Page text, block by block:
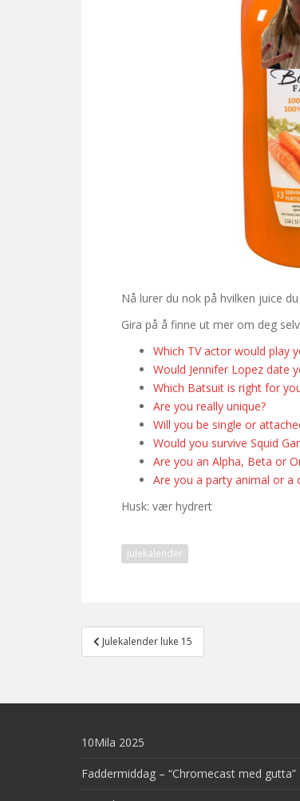
Nå lurer du nok på hvilken juice
Gira på å finne ut mer om deg
Which TV actor would play
Would Jennifer Lopez date
Which Batsuit is right for
Are you really unique?
Will you be single or
Would you survive Squid
Are you an Alpha, Beta or
Are you a party animal or a
Husk: vær hydrert
julekalender
Post
navigation
Julekalender luke 15
10Mila 2025
Faddermiddag – “Chromecast med gutta”